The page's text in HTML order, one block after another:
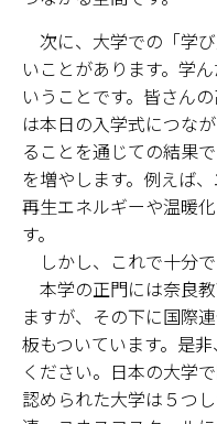
次に、大学での「学
いことがあります。学
いうことです。皆さん
は本日の入学式につな
ることを通じての結果
を増やします。例えば
再生エネルギーや温暖
す。
しかし、これで十分で
本学の正門には奈良
ますが、その下に国際
板もついています。是
ください。日本の大学
認められた大学は５つ